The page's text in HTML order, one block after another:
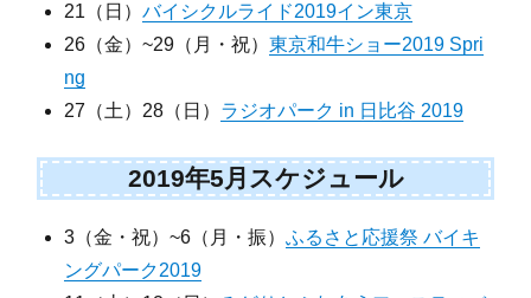
21（日）バイシクルライド2019イン東京
26（金）~29（月・祝）東京和牛ショー2019 Spri
ng
27（土）28（日） ラジオパーク in 日比谷 2019
2019年5月スケジュール
3（金・祝）~6（月・振）ふるさと応援祭 バイキ
ングパーク2019